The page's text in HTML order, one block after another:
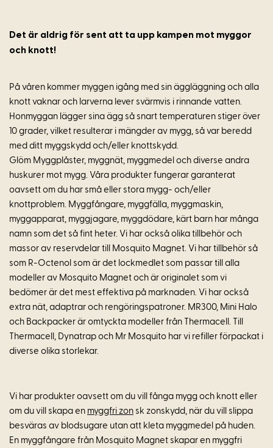
Det är aldrig för sent att ta upp kampen mot myggor
och knott!
På våren kommer myggen igång med sin äggläggning och alla
knott vaknar och larverna lever svärmvis i rinnande vatten.
Honmyggan lägger sina ägg så snart temperaturen stiger över
10 grader, vilket resulterar i mängder av mygg, så var beredd
med ditt myggskydd och/eller knottskydd.
Glöm Myggplåster, myggnät, myggmedel och diverse andra
huskurer mot mygg. Våra produkter fungerar garanterat
oavsett om du har små eller stora mygg- och/eller
knottproblem. Myggfångare, myggfälla, myggmaskin,
myggapparat, myggjagare, myggdödare, kärt barn har många
namn som det så fint heter. Vi har också olika tillbehör och
massor av reservdelar till Mosquito Magnet. Vi har tillbehör så
som R-Octenol som är det lockmedlet som passar till alla
modeller av Mosquito Magnet och är originalet som vi
bedömer är det mest effektiva på marknaden. Vi har också
extra nät, adaptrar och rengöringspatroner. MR300, Mini Halo
och Backpacker är omtyckta modeller från Thermacell. Till
Thermacell, Dynatrap och Mr Mosquito har vi refiller förpackat i
diverse olika storlekar.
Vi har produkter oavsett om du vill fånga mygg och knott eller
om du vill skapa en myggfri zon sk zonskydd, när du vill slippa
besväras av blodsugare utan att kleta myggmedel på huden.
En myggfångare från Mosquito Magnet skapar en myggfri